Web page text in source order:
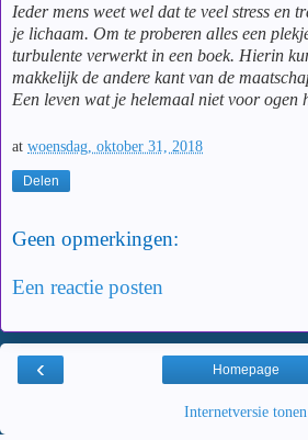
Ieder mens weet wel dat te veel stress en
je lichaam. Om te proberen alles een
turbulente verwerkt in een boek. Hierin
makkelijk de andere kant van de
Een leven wat je helemaal niet voor ogen
at woensdag, oktober 31, 2018
Delen
Geen opmerkingen:
Een reactie posten
‹ Homepage
Internetversie tonen